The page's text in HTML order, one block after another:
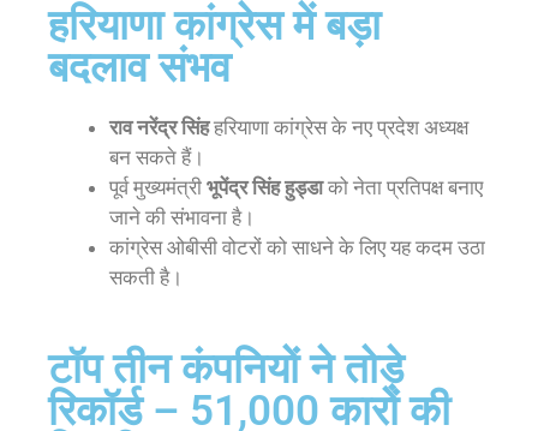
हरियाणा कांग्रेस में बड़ा
बदलाव संभव
राव नरेंद्र सिंहहरियाणा कांग्रेस के नए प्रदेश अध्यक्ष
बन सकते हैं।
पूर्व मुख्यमंत्री भूपेंद्र सिंह हुड्डाको नेता प्रतिपक्ष बनाए
जाने की संभावना है।
कांग्रेस ओबीसी वोटरों को साधने के लिए यह कदम उठा
सकती है।
टॉप तीन कंपनियों ने तोड़े
रिकॉर्ड – 51,000 कारों की